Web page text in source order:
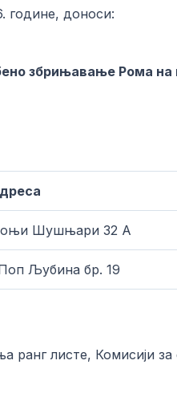
године, доноси:
збрињавање Рома на
Шушњари 32 А
Љубина бр. 19
листе, Комисији